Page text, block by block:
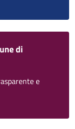
di
e